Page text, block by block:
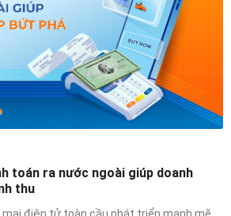
toán ra nước ngoài giúp doanh
thu
điện tử toàn cầu phát triển mạnh mẽ,